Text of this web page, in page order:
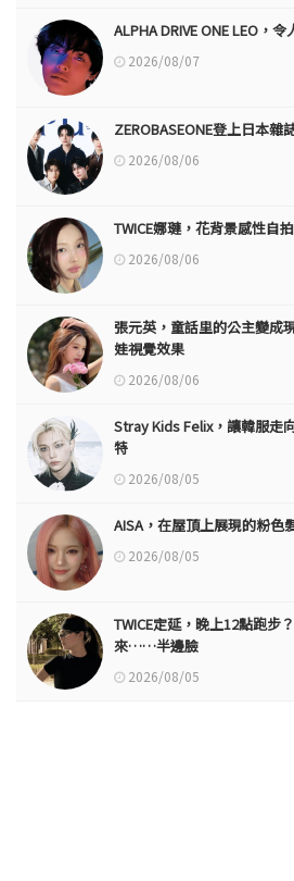
ALPHA DRIVE ONE LEO，
2026/08/07
ZEROBASEONE登上日本
2026/08/06
TWICE娜璉，花背景感性自
2026/08/06
張元英，童話里的公主變
娃視覺效果
2026/08/06
Stray Kids Felix，讓韓服
特
2026/08/05
AISA，在屋頂上展現的粉
2026/08/05
TWICE定延，晚上12點跑步
來……半邊臉
2026/08/05